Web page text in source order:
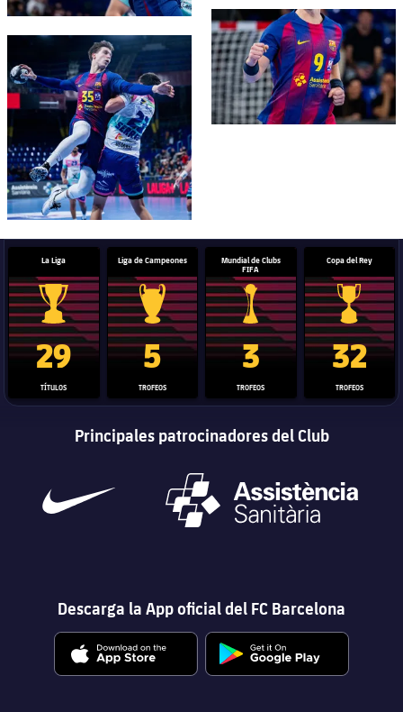
FC Barcelona club badge
FC Barcelona club badge
La Liga
Trofeo de La Liga
29
TÍTULOS
Liga de Campeones
Trofeo de la Liga de Campeones
5
TROFEOS
Mundial de Clubs
FIFA
Trofeo del Mundial de
3
TROFEOS
Copa del Rey
Copa del
32
TROFEOS
Principales patrocinadores del Club
Descarga la App oficial del FC Barcelona